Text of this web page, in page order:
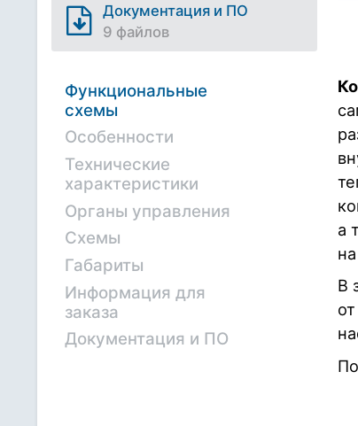
Документация и ПО
9 файлов
Функциональные
схемы
Особенности
Технические
характеристики
Органы управления
Схемы
Габариты
Информация для
заказа
Документация и ПО
а
В